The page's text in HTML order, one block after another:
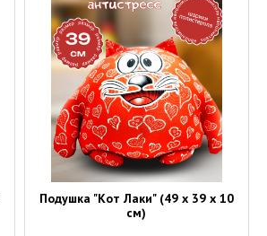
Подушка "Кот Лаки" (49 х 39 х 10
см)